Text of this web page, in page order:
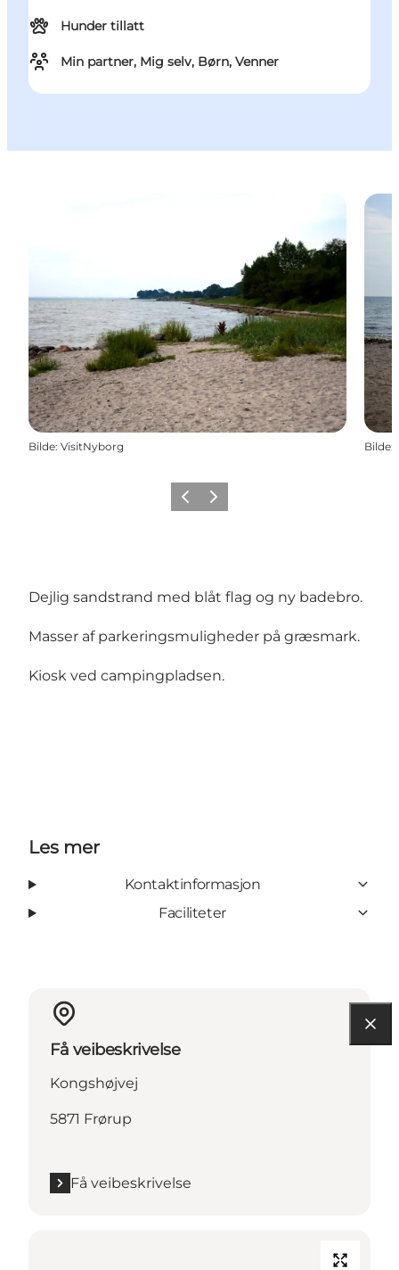
Hunder tillatt
Min partner, Mig selv, Børn, Venner
Bilde: VisitNyborg Bilde:
ForrigeNeste
Dejlig sandstrand med blåt flag og ny badebro.
Masser af parkeringsmuligheder på græsmark.
Kiosk ved campingpladsen.
Les mer
Kontaktinformasjon
Faciliteter
Få veibeskrivelse
Kongshøjvej
5871 Frørup
Få veibeskrivelse